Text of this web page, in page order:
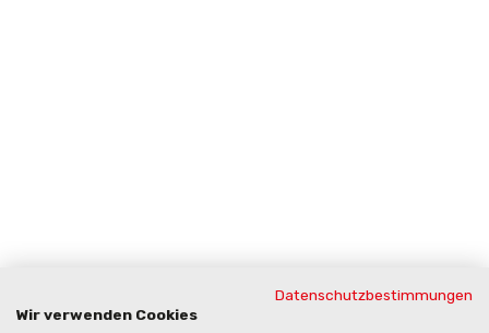
Datenschutzbestimmungen
Wir verwenden Cookies